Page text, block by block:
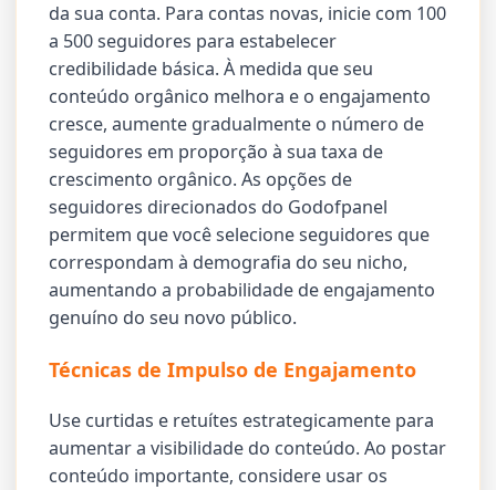
da sua conta. Para contas novas, inicie com 100
a 500 seguidores para estabelecer
credibilidade básica. À medida que seu
conteúdo orgânico melhora e o engajamento
cresce, aumente gradualmente o número de
seguidores em proporção à sua taxa de
crescimento orgânico. As opções de
seguidores direcionados do Godofpanel
permitem que você selecione seguidores que
correspondam à demografia do seu nicho,
aumentando a probabilidade de engajamento
genuíno do seu novo público.
Técnicas de Impulso de Engajamento
Use curtidas e retuítes estrategicamente para
aumentar a visibilidade do conteúdo. Ao postar
conteúdo importante, considere usar os